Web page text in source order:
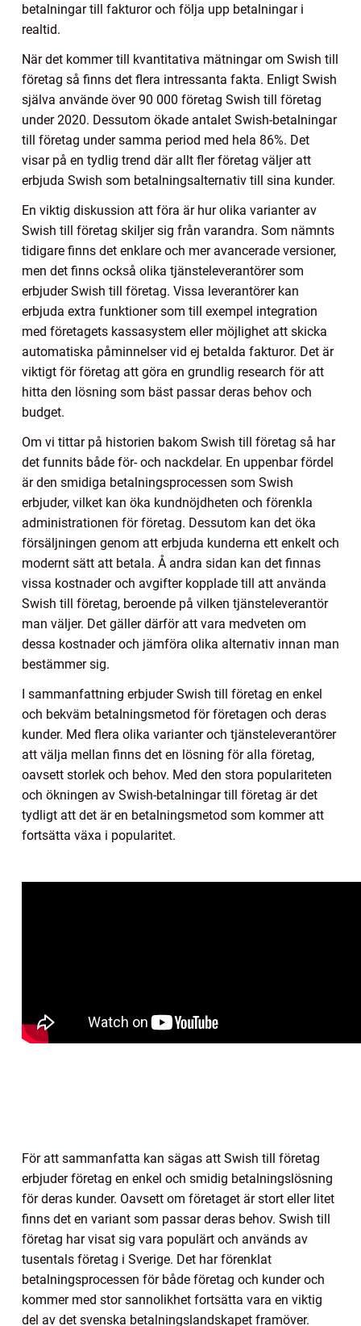
betalningar till fakturor och följa upp betalningar i
realtid.
När det kommer till kvantitativa mätningar om Swish till
företag så finns det flera intressanta fakta. Enligt Swish
själva använde över 90 000 företag Swish till företag
under 2020. Dessutom ökade antalet Swish-betalningar
till företag under samma period med hela 86%. Det
visar på en tydlig trend där allt fler företag väljer att
erbjuda Swish som betalningsalternativ till sina kunder.
En viktig diskussion att föra är hur olika varianter av
Swish till företag skiljer sig från varandra. Som nämnts
tidigare finns det enklare och mer avancerade versioner,
men det finns också olika tjänsteleverantörer som
erbjuder Swish till företag. Vissa leverantörer kan
erbjuda extra funktioner som till exempel integration
med företagets kassasystem eller möjlighet att skicka
automatiska påminnelser vid ej betalda fakturor. Det är
viktigt för företag att göra en grundlig research för att
hitta den lösning som bäst passar deras behov och
budget.
Om vi tittar på historien bakom Swish till företag så har
det funnits både för- och nackdelar. En uppenbar fördel
är den smidiga betalningsprocessen som Swish
erbjuder, vilket kan öka kundnöjdheten och förenkla
administrationen för företag. Dessutom kan det öka
försäljningen genom att erbjuda kunderna ett enkelt och
modernt sätt att betala. Å andra sidan kan det finnas
vissa kostnader och avgifter kopplade till att använda
Swish till företag, beroende på vilken tjänsteleverantör
man väljer. Det gäller därför att vara medveten om
dessa kostnader och jämföra olika alternativ innan man
bestämmer sig.
I sammanfattning erbjuder Swish till företag en enkel
och bekväm betalningsmetod för företagen och deras
kunder. Med flera olika varianter och tjänsteleverantörer
att välja mellan finns det en lösning för alla företag,
oavsett storlek och behov. Med den stora populariteten
och ökningen av Swish-betalningar till företag är det
tydligt att det är en betalningsmetod som kommer att
fortsätta växa i popularitet.
För att sammanfatta kan sägas att Swish till företag
erbjuder företag en enkel och smidig betalningslösning
för deras kunder. Oavsett om företaget är stort eller litet
finns det en variant som passar deras behov. Swish till
företag har visat sig vara populärt och används av
tusentals företag i Sverige. Det har förenklat
betalningsprocessen för både företag och kunder och
kommer med stor sannolikhet fortsätta vara en viktig
del av det svenska betalningslandskapet framöver.